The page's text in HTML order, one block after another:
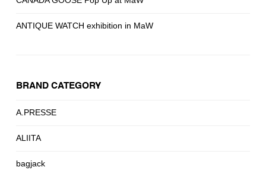
ANTIQUE WATCH exhibition in MaW
BRAND CATEGORY
A.PRESSE
ALIITA
bagjack